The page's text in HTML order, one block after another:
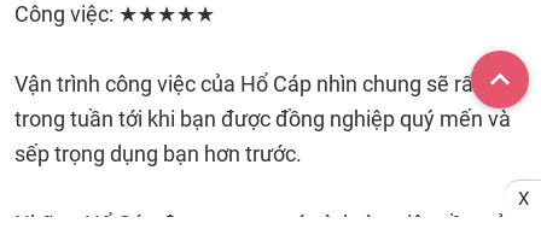
Công việc: ★★★★★
Vận trình công việc của Hổ Cáp nhìn chung sẽ rất tốt
trong tuần tới khi bạn được đồng nghiệp quý mến và
sếp trọng dụng bạn hơn trước.
Những Hổ Cáp đang trong quá trình tìm việc cần trở
X